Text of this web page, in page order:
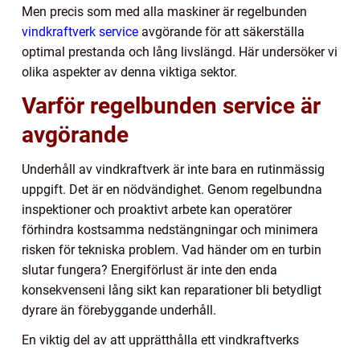
Men precis som med alla maskiner är regelbunden
vindkraftverk service avgörande för att säkerställa
optimal prestanda och lång livslängd. Här undersöker vi
olika aspekter av denna viktiga sektor.
Varför regelbunden service är
avgörande
Underhåll av vindkraftverk är inte bara en rutinmässig
uppgift. Det är en nödvändighet. Genom regelbundna
inspektioner och proaktivt arbete kan operatörer
förhindra kostsamma nedstängningar och minimera
risken för tekniska problem. Vad händer om en turbin
slutar fungera? Energiförlust är inte den enda
konsekvenseni lång sikt kan reparationer bli betydligt
dyrare än förebyggande underhåll.
En viktig del av att upprätthålla ett vindkraftverks